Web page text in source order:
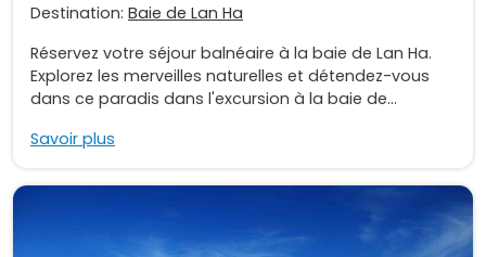
Destination: Baie de Lan Ha
Réservez votre séjour balnéaire à la baie de Lan Ha.
Explorez les merveilles naturelles et détendez-vous
dans ce paradis dans l'excursion à la baie de...
Savoir plus